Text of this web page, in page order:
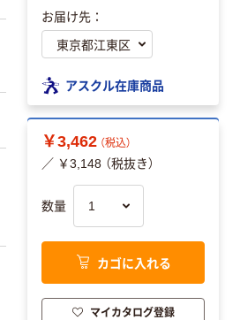
お届け先：
アスクル在庫商品
￥3,462 （税込）
／ ￥3,148 （税抜き）
数量
カゴに入れる
マイカタログ登録